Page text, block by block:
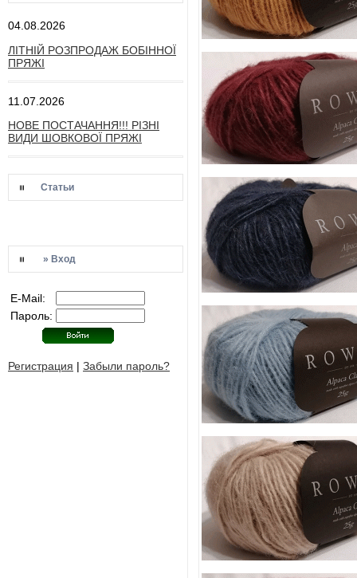
04.08.2026
ЛІТНІЙ РОЗПРОДАЖ БОБІННОЇ
ПРЯЖІ
11.07.2026
НОВЕ ПОСТАЧАННЯ!!! РІЗНІ
ВИДИ ШОВКОВОЇ ПРЯЖІ
Статьи
» Вход
E-Mail:
Пароль:
Регистрация | Забыли пароль?